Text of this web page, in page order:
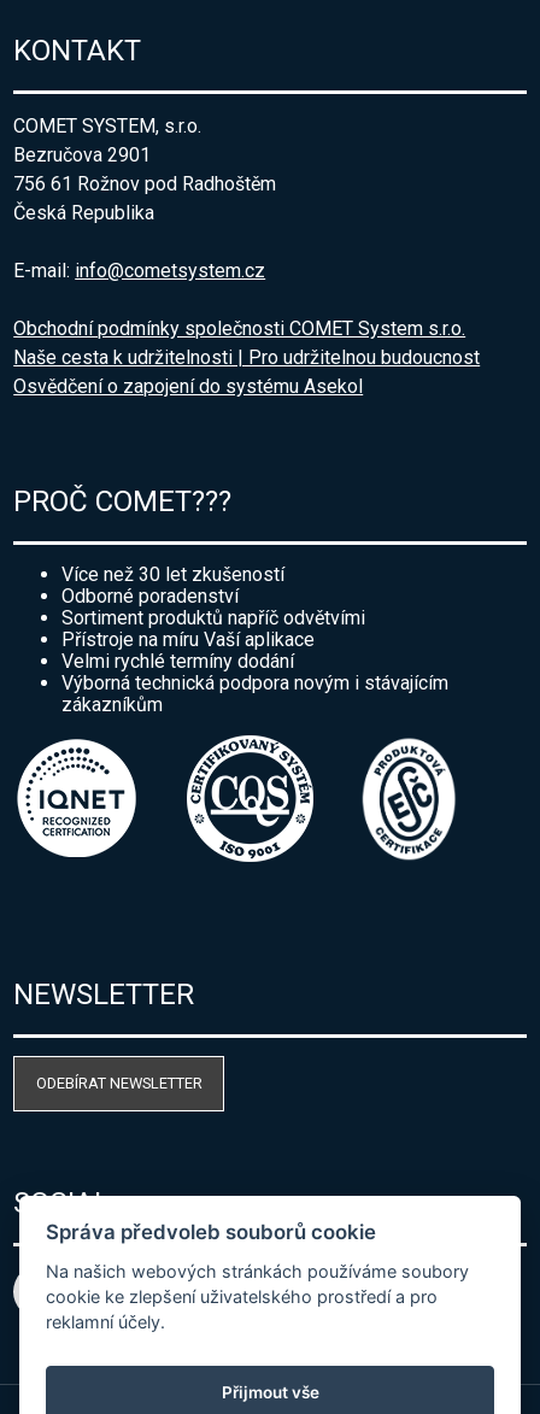
KONTAKT
COMET SYSTEM, s.r.o.
Bezručova 2901
756 61 Rožnov pod Radhoštěm
Česká Republika
E-mail: info@cometsystem.cz
Obchodní podmínky společnosti COMET System s.r.o.
Naše cesta k udržitelnosti | Pro udržitelnou budoucnost
Osvědčení o zapojení do systému Asekol
PROČ COMET???
Více než 30 let zkušeností
Odborné poradenství
Sortiment produktů napříč odvětvími
Přístroje na míru Vaší aplikace
Velmi rychlé termíny dodání
Výborná technická podpora novým i stávajícím
zákazníkům
NEWSLETTER
ODEBÍRAT NEWSLETTER
SOCIAL
Správa předvoleb souborů cookie
Na našich webových stránkách používáme soubory
cookie ke zlepšení uživatelského prostředí a pro
reklamní účely.
Přijmout vše